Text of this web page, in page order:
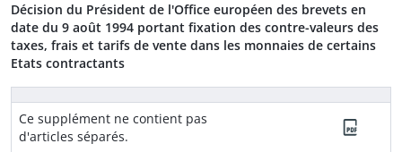
Décision du Président de l'Office européen des brevets en
date du 9 août 1994 portant fixation des contre-valeurs des
taxes, frais et tarifs de vente dans les monnaies de certains
Etats contractants
Ce supplément ne contient pas
d'articles séparés.